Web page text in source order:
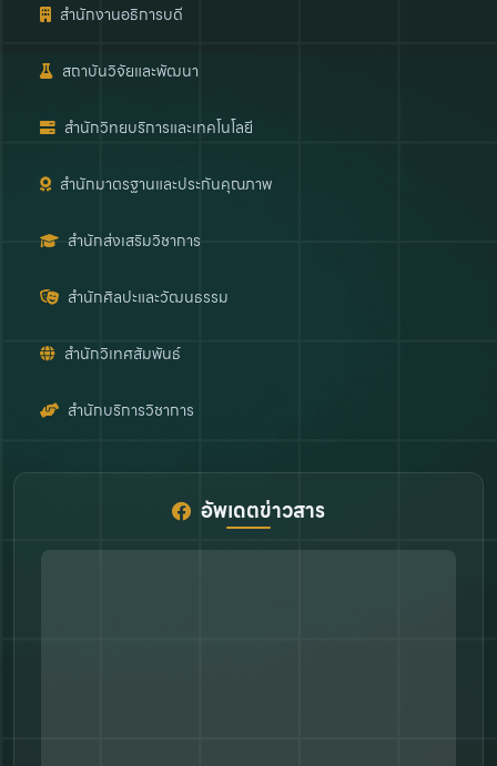
สำนักงานอธิการบดี
สถาบันวิจัยและพัฒนา
สำนักวิทยบริการและเทคโนโลยี
สำนักมาตรฐานและประกันคุณภาพ
สำนักส่งเสริมวิชาการ
สำนักศิลปะและวัฒนธรรม
สำนักวิเทศสัมพันธ์
สำนักบริการวิชาการ
อัพเดตข่าวสาร